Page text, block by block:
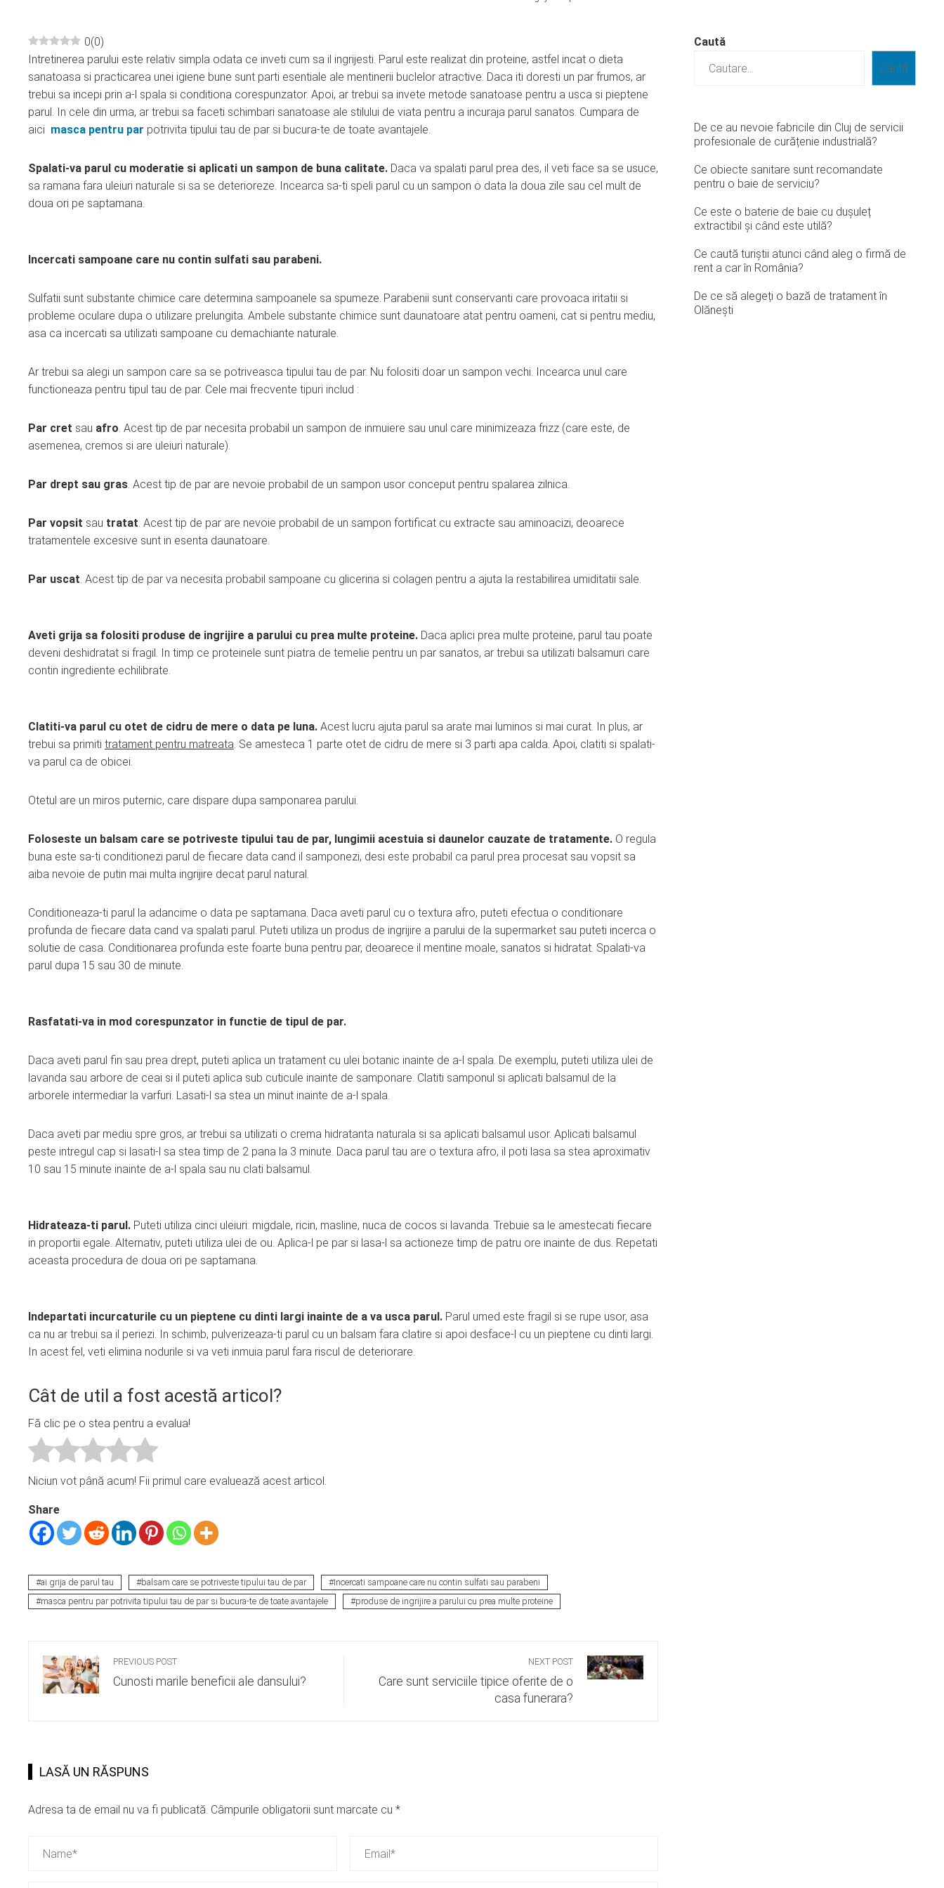
0(0)
Intretinerea parului este relativ simpla odata ce inveti cum sa il ingrijesti. Parul este realizat din proteine, astfel incat o dieta
sanatoasa si practicarea unei igiene bune sunt parti esentiale ale mentinerii buclelor atractive. Daca iti doresti un par frumos, ar
trebui sa incepi prin a-l spala si conditiona corespunzator. Apoi, ar trebui sa invete metode sanatoase pentru a usca si pieptene
parul. In cele din urma, ar trebui sa faceti schimbari sanatoase ale stilului de viata pentru a incuraja parul sanatos. Cumpara de
aici masca pentru par potrivita tipului tau de par si bucura-te de toate avantajele.
Spalati-va parul cu moderatie si aplicati un sampon de buna calitate. Daca va spalati parul prea des, il veti face sa se usuce,
sa ramana fara uleiuri naturale si sa se deterioreze. Incearca sa-ti speli parul cu un sampon o data la doua zile sau cel mult de
doua ori pe saptamana.
Incercati sampoane care nu contin sulfati sau parabeni.
Sulfatii sunt substante chimice care determina sampoanele sa spumeze. Parabenii sunt conservanti care provoaca iritatii si
probleme oculare dupa o utilizare prelungita. Ambele substante chimice sunt daunatoare atat pentru oameni, cat si pentru mediu,
asa ca incercati sa utilizati sampoane cu demachiante naturale.
Ar trebui sa alegi un sampon care sa se potriveasca tipului tau de par. Nu folositi doar un sampon vechi. Incearca unul care
functioneaza pentru tipul tau de par. Cele mai frecvente tipuri includ :
Par cret sau afro. Acest tip de par necesita probabil un sampon de inmuiere sau unul care minimizeaza frizz (care este, de
asemenea, cremos si are uleiuri naturale).
Par drept sau gras. Acest tip de par are nevoie probabil de un sampon usor conceput pentru spalarea zilnica.
Par vopsit sau tratat. Acest tip de par are nevoie probabil de un sampon fortificat cu extracte sau aminoacizi, deoarece
tratamentele excesive sunt in esenta daunatoare.
Par uscat. Acest tip de par va necesita probabil sampoane cu glicerina si colagen pentru a ajuta la restabilirea umiditatii sale.
Aveti grija sa folositi produse de ingrijire a parului cu prea multe proteine. Daca aplici prea multe proteine, parul tau poate
deveni deshidratat si fragil. In timp ce proteinele sunt piatra de temelie pentru un par sanatos, ar trebui sa utilizati balsamuri care
contin ingrediente echilibrate.
Clatiti-va parul cu otet de cidru de mere o data pe luna. Acest lucru ajuta parul sa arate mai luminos si mai curat. In plus, ar
trebui sa primiti tratament pentru matreata. Se amesteca 1 parte otet de cidru de mere si 3 parti apa calda. Apoi, clatiti si spalati-
va parul ca de obicei.
Otetul are un miros puternic, care dispare dupa samponarea parului.
Foloseste un balsam care se potriveste tipului tau de par, lungimii acestuia si daunelor cauzate de tratamente. O regula
buna este sa-ti conditionezi parul de fiecare data cand il samponezi, desi este probabil ca parul prea procesat sau vopsit sa
aiba nevoie de putin mai multa ingrijire decat parul natural.
Conditioneaza-ti parul la adancime o data pe saptamana. Daca aveti parul cu o textura afro, puteti efectua o conditionare
profunda de fiecare data cand va spalati parul. Puteti utiliza un produs de ingrijire a parului de la supermarket sau puteti incerca o
solutie de casa. Conditionarea profunda este foarte buna pentru par, deoarece il mentine moale, sanatos si hidratat. Spalati-va
parul dupa 15 sau 30 de minute.
Rasfatati-va in mod corespunzator in functie de tipul de par.
Daca aveti parul fin sau prea drept, puteti aplica un tratament cu ulei botanic inainte de a-l spala. De exemplu, puteti utiliza ulei de
lavanda sau arbore de ceai si il puteti aplica sub cuticule inainte de samponare. Clatiti samponul si aplicati balsamul de la
arborele intermediar la varfuri. Lasati-l sa stea un minut inainte de a-l spala.
Daca aveti par mediu spre gros, ar trebui sa utilizati o crema hidratanta naturala si sa aplicati balsamul usor. Aplicati balsamul
peste intregul cap si lasati-l sa stea timp de 2 pana la 3 minute. Daca parul tau are o textura afro, il poti lasa sa stea aproximativ
10 sau 15 minute inainte de a-l spala sau nu clati balsamul.
Hidrateaza-ti parul. Puteti utiliza cinci uleiuri: migdale, ricin, masline, nuca de cocos si lavanda. Trebuie sa le amestecati fiecare
in proportii egale. Alternativ, puteti utiliza ulei de ou. Aplica-l pe par si lasa-l sa actioneze timp de patru ore inainte de dus. Repetati
aceasta procedura de doua ori pe saptamana.
Indepartati incurcaturile cu un pieptene cu dinti largi inainte de a va usca parul. Parul umed este fragil si se rupe usor, asa
ca nu ar trebui sa il periezi. In schimb, pulverizeaza-ti parul cu un balsam fara clatire si apoi desface-l cu un pieptene cu dinti largi.
In acest fel, veti elimina nodurile si va veti inmuia parul fara riscul de deteriorare.
Cât de util a fost acestă articol?
Fă clic pe o stea pentru a evalua!
Niciun vot până acum! Fii primul care evaluează acest articol.
Share
ai grija de parul tau balsam care se potriveste tipului tau de par
Incercati sampoane care nu contin sulfati sau parabeni
masca pentru par potrivita tipului tau de par si bucura-te de toate avantajele
produse de ingrijire a parului cu prea multe proteine
PREVIOUS POST
Cunosti marile beneficii ale dansului?
NEXT POST
Care sunt serviciile tipice oferite de o
casa funerara?
LASĂ UN RĂSPUNS
Adresa ta de email nu va fi publicată. Câmpurile obligatorii sunt marcate cu *
Caută
Caută
De ce au nevoie fabricile din Cluj de servicii
profesionale de curățenie industrială?
Ce obiecte sanitare sunt recomandate
pentru o baie de serviciu?
Ce este o baterie de baie cu dușuleț
extractibil și când este utilă?
Ce caută turiștii atunci când aleg o firmă de
rent a car în România?
De ce să alegeți o bază de tratament în
Olănești